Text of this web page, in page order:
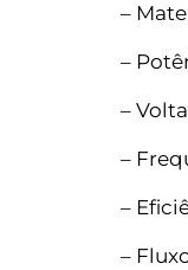
–
–
–
–
–
–